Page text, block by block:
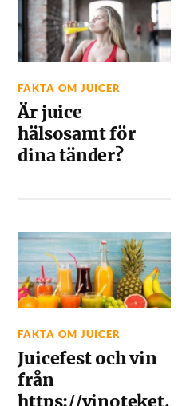
FAKTA OM JUICER
Är juice
hälsosamt för
dina tänder?
FAKTA OM JUICER
Juicefest och vin
från
https://vinoteket.